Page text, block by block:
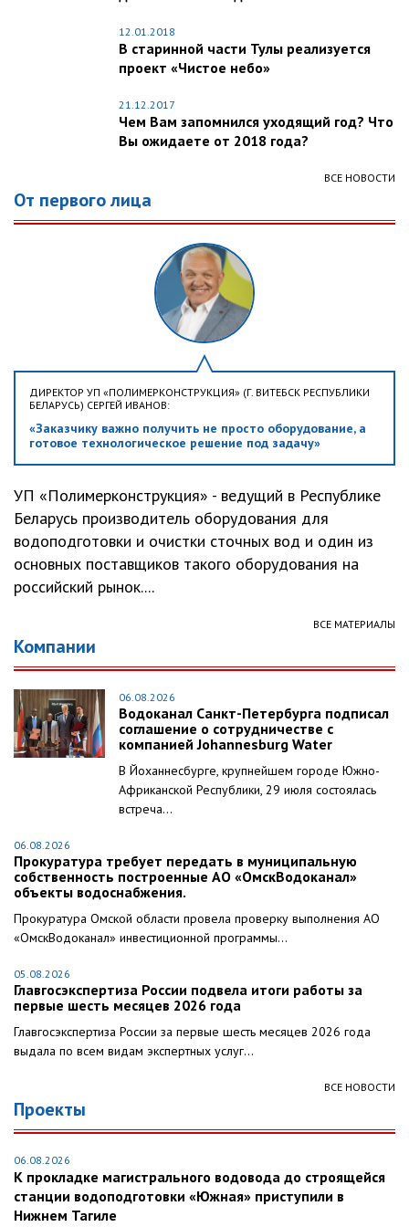
12.01.2018
В старинной части Тулы реализуется
проект «Чистое небо»
21.12.2017
Чем Вам запомнился уходящий год? Что
Вы ожидаете от 2018 года?
ВСЕ НОВОСТИ
От первого лица
ДИРЕКТОР УП «ПОЛИМЕРКОНСТРУКЦИЯ» (Г. ВИТЕБСК РЕСПУБЛИКИ
БЕЛАРУСЬ) СЕРГЕЙ ИВАНОВ:
«Заказчику важно получить не просто оборудование, а
готовое технологическое решение под задачу»
УП «Полимерконструкция» - ведущий в Республике
Беларусь производитель оборудования для
водоподготовки и очистки сточных вод и один из
основных поставщиков такого оборудования на
российский рынок....
ВСЕ МАТЕРИАЛЫ
Компании
06.08.2026
Водоканал Санкт-Петербурга подписал
соглашение о сотрудничестве с
компанией Johannesburg Water
В Йоханнесбурге, крупнейшем городе Южно-
Африканской Республики, 29 июля состоялась
встреча...
06.08.2026
Прокуратура требует передать в муниципальную
собственность построенные АО «ОмскВодоканал»
объекты водоснабжения.
Прокуратура Омской области провела проверку выполнения АО
«ОмскВодоканал» инвестиционной программы...
05.08.2026
Главгосэкспертиза России подвела итоги работы за
первые шесть месяцев 2026 года
Главгосэкспертиза России за первые шесть месяцев 2026 года
выдала по всем видам экспертных услуг...
ВСЕ НОВОСТИ
Проекты
06.08.2026
К прокладке магистрального водовода до строящейся
станции водоподготовки «Южная» приступили в
Нижнем Тагиле